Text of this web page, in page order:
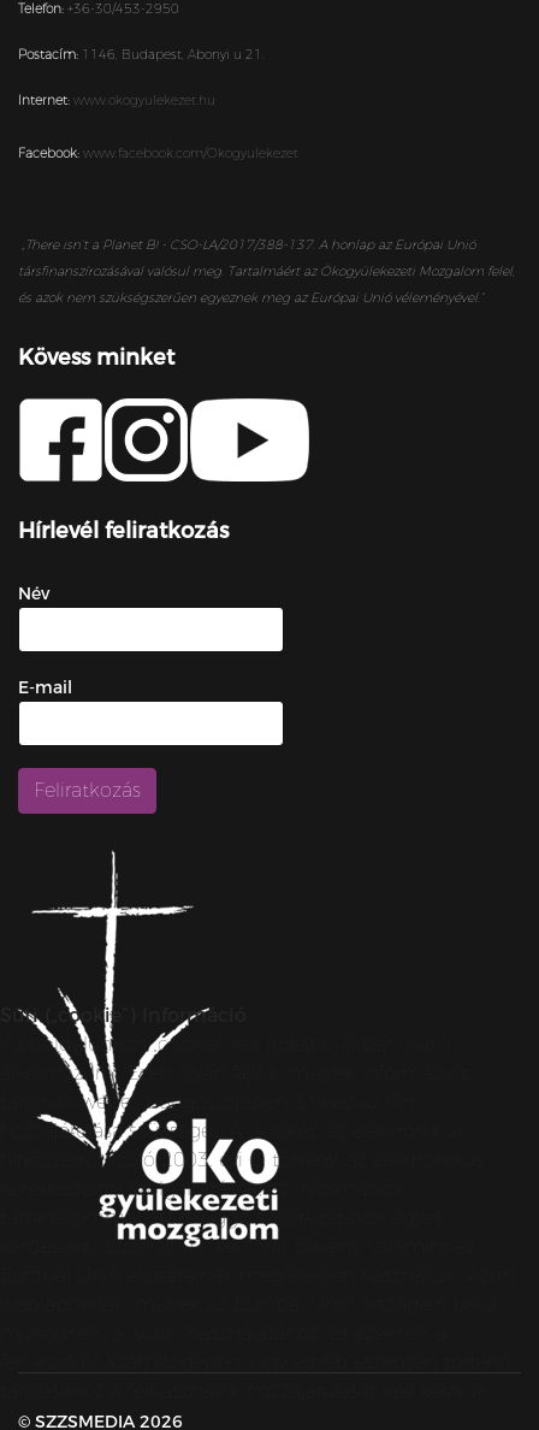
Telefon: +36-30/453-2950
Postacím: 1146, Budapest, Abonyi u 21.
Internet: www.okogyulekezet.hu
Facebook: www.facebook.com/Okogyulekezet
„ There isn’t a Planet B! - CSO-LA/2017/388-137. A honlap az Európai Unió
társfinanszírozásával valósul meg. Tartalmáért az Ökogyülekezeti Mozgalom felel,
és azok nem szükségszerűen egyeznek meg az Európai Unió véleményével.”
Kövess minket
Hírlevél feliratkozás
Név
E-mail
© SZZSMEDIA 2026
Süti („cookie”) Információ
Weboldalunkon „cookie”-kat (továbbiakban „süti”)
alkalmazunk. Ezek olyan fájlok, melyek információt
tárolnak webes böngészőjében. Ehhez az Ön
hozzájárulása szükséges. A „sütiket” az elektronikus
hírközlésről szóló 2003. évi C. törvény, az elektronikus
kereskedelmi szolgáltatások, az információs
társadalommal összefüggő szolgáltatások egyes
kérdéseiről szóló 2001. évi CVIII. törvény, valamint az